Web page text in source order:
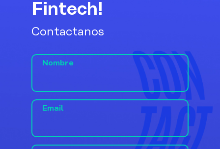
Fintech!
Contactanos
Nombre
Email